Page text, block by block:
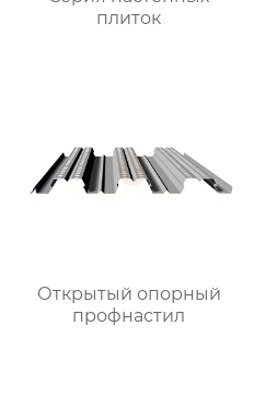
плиток
Открытый опорный
профнастил